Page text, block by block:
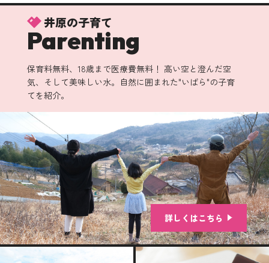
詳しくはこちら
井原の子育て
Parenting
保育料無料、18歳まで医療費無料！ 高い空と澄んだ空
気、そして美味しい水。自然に囲まれた"いばら"の子育
てを紹介。